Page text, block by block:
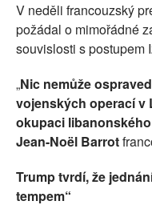
V neděli francouzský
požádal o mimořádné
souvislosti s postupem
„Nic nemůže
vojenských operací v
okupaci
Jean-Noël Barrot
Trump tvrdí, že
tempem“